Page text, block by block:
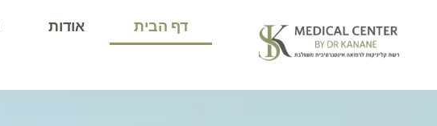
דף הבית אודות